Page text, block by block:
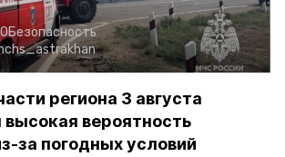
Безопасность
региона 3 августа
высокая вероятность
за погодных условий